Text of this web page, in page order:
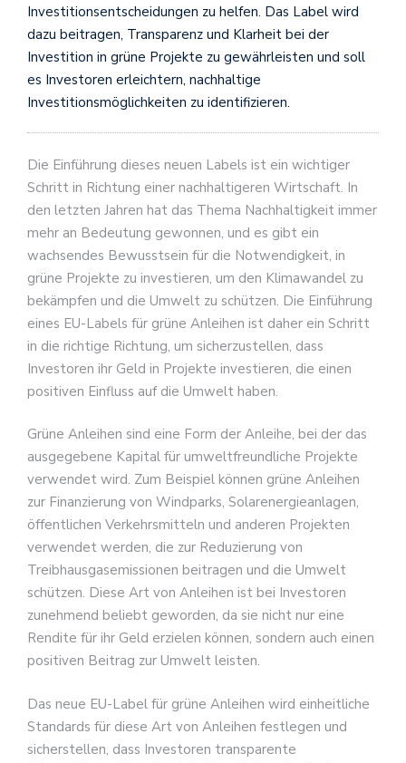
Investitionsentscheidungen zu helfen. Das Label wird
dazu beitragen, Transparenz und Klarheit bei der
Investition in grüne Projekte zu gewährleisten und soll
es Investoren erleichtern, nachhaltige
Investitionsmöglichkeiten zu identifizieren.
Die Einführung dieses neuen Labels ist ein wichtiger
Schritt in Richtung einer nachhaltigeren Wirtschaft. In
den letzten Jahren hat das Thema Nachhaltigkeit immer
mehr an Bedeutung gewonnen, und es gibt ein
wachsendes Bewusstsein für die Notwendigkeit, in
grüne Projekte zu investieren, um den Klimawandel zu
bekämpfen und die Umwelt zu schützen. Die Einführung
eines EU-Labels für grüne Anleihen ist daher ein Schritt
in die richtige Richtung, um sicherzustellen, dass
Investoren ihr Geld in Projekte investieren, die einen
positiven Einfluss auf die Umwelt haben.
Grüne Anleihen sind eine Form der Anleihe, bei der das
ausgegebene Kapital für umweltfreundliche Projekte
verwendet wird. Zum Beispiel können grüne Anleihen
zur Finanzierung von Windparks, Solarenergieanlagen,
öffentlichen Verkehrsmitteln und anderen Projekten
verwendet werden, die zur Reduzierung von
Treibhausgasemissionen beitragen und die Umwelt
schützen. Diese Art von Anleihen ist bei Investoren
zunehmend beliebt geworden, da sie nicht nur eine
Rendite für ihr Geld erzielen können, sondern auch einen
positiven Beitrag zur Umwelt leisten.
Das neue EU-Label für grüne Anleihen wird einheitliche
Standards für diese Art von Anleihen festlegen und
sicherstellen, dass Investoren transparente